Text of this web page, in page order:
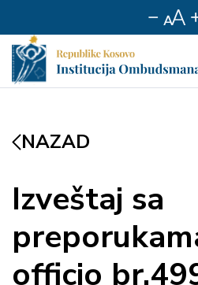
NAZAD
Izveštaj sa
officio